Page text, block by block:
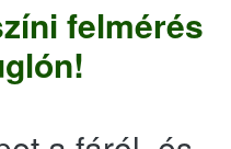
felmérés